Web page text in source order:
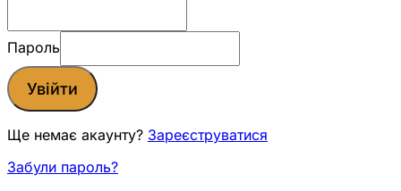
Пароль
Увійти
Ще немає акаунту? Зареєструватися
Забули пароль?